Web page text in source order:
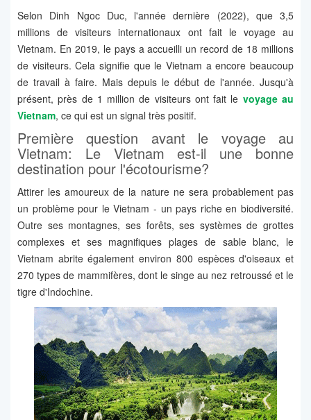
Selon Dinh Ngoc Duc, l'année dernière (2022), que 3,5
millions de visiteurs internationaux ont fait le voyage au
Vietnam. En 2019, le pays a accueilli un record de 18 millions
de visiteurs. Cela signifie que le Vietnam a encore beaucoup
de travail à faire. Mais depuis le début de l'année. Jusqu'à
présent, près de 1 million de visiteurs ont fait le voyage au
Vietnam, ce qui est un signal très positif.
Première question avant le voyage au
Vietnam: Le Vietnam est-il une bonne
destination pour l'écotourisme?
Attirer les amoureux de la nature ne sera probablement pas
un problème pour le Vietnam - un pays riche en biodiversité.
Outre ses montagnes, ses forêts, ses systèmes de grottes
complexes et ses magnifiques plages de sable blanc, le
Vietnam abrite également environ 800 espèces d'oiseaux et
270 types de mammifères, dont le singe au nez retroussé et le
tigre d'Indochine.